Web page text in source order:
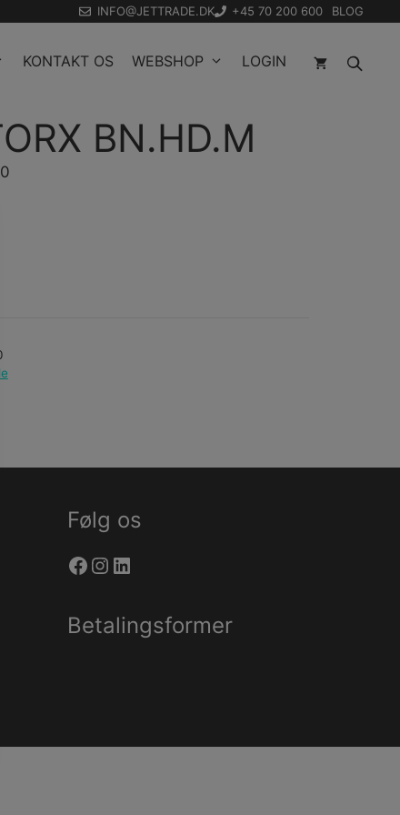
+45 70 200 600
INFO@JETTRADE.DK BLOG
KONTAKT OS WEBSHOP
LOGIN
BN.HD.M
Følg os
Facebook
Instagram
LinkedIn
Betalingsformer